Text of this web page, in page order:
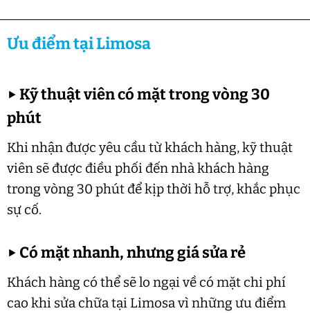
Ưu điểm tại Limosa
▶Kỹ thuật viên có mặt trong vòng 30
phút
Khi nhận được yêu cầu từ khách hàng, kỹ thuật
viên sẽ được điều phối đến nhà khách hàng
trong vòng 30 phút để kịp thời hỗ trợ, khắc phục
sự cố.
▶ Có mặt nhanh, nhưng giá sửa rẻ
Khách hàng có thể sẽ lo ngại về có mặt chi phí
cao khi sửa chữa tại Limosa vì những ưu điểm